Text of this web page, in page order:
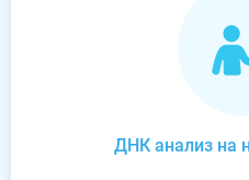
ДНК анализ на